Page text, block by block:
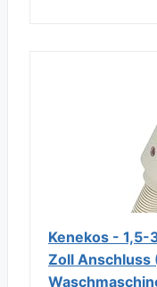
Kenekos - 1,5-
Zoll Anschluss